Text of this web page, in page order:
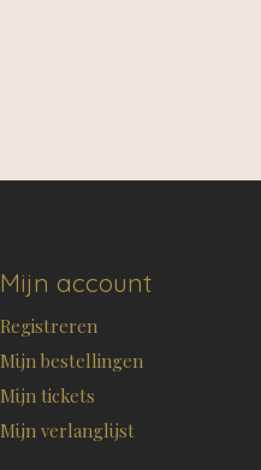
Mijn account
Registreren
Mijn bestellingen
Mijn tickets
Mijn verlanglijst